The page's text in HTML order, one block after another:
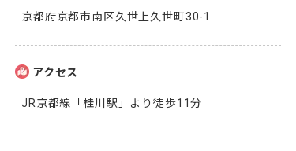
京都府京都市南区久世上久世町30-1
アクセス
JR京都線「桂川駅」より徒歩11分